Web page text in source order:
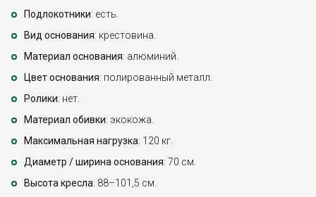
Подлокотники: есть.
Вид основания: крестовина.
Материал основания: алюминий.
Цвет основания: полированный металл.
Ролики: нет.
Материал обивки: экокожа.
Максимальная нагрузка: 120 кг.
Диаметр / ширина основания: 70 см.
Высота кресла: 88–101,5 см.